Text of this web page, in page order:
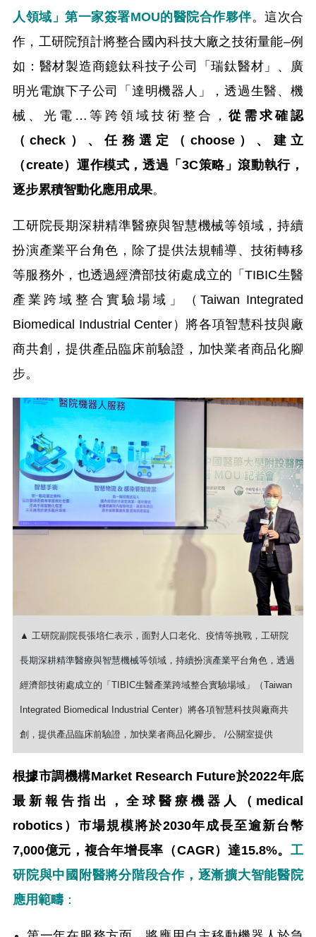
人領域」第一家簽署MOU的醫院合作夥伴。這次合
作，工研院預計將整合國內科技大廠之技術量能–例
如：醫材製造商鐿鈦科技子公司「瑞鈦醫材」、廣
明光電旗下子公司「達明機器人」，透過生醫、機
械、光電…等跨領域技術整合，從需求確認
（check）、任務選定（choose）、建立
（create）運作模式，透過「3C策略」滾動執行，
逐步累積智動化應用成果。
工研院長期深耕精準醫療與智慧機械等領域，持續
扮演產業平台角色，除了提供法規輔導、技術轉移
等服務外，也透過經濟部技術處成立的「TIBIC生醫
產業跨域整合實驗場域」（Taiwan Integrated
Biomedical Industrial Center）將各項智慧科技與廠
商共創，提供產品臨床前驗證，加快業者商品化腳
步。
▲ 工研院副院長張培仁表示，面對人口老化、疫情等挑戰，工研院
長期深耕精準醫療與智慧機械等領域，持續扮演產業平台角色，透過
經濟部技術處成立的「TIBIC生醫產業跨域整合實驗場域」（Taiwan
Integrated Biomedical Industrial Center）將各項智慧科技與廠商共
創，提供產品臨床前驗證，加快業者商品化腳步。 /公關室提供
根據市調機構Market Research Future於2022年底
最新報告指出，全球醫療機器人（medical
robotics）市場規模將於2030年成長至逾新台幣
7,000億元，複合年增長率（CAGR）達15.8%。 工
研院與中國附醫將分階段合作，逐漸擴大智能醫院
應用範疇 ：